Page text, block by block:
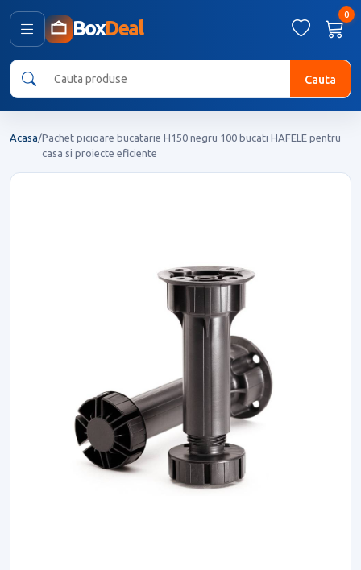
BoxDeal
0
Cauta
Acasa/Pachet picioare bucatarie H150 negru 100 bucati HAFELE pentru
casa si proiecte eficiente